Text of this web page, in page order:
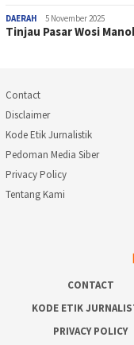
DAERAH 5 November 2025
Tinjau Pasar Wosi
Contact
Disclaimer
Kode Etik Jurnalistik
Pedoman Media Siber
Privacy Policy
Tentang Kami
CONTACT
KODE ETIK
PRIVACY POLICY